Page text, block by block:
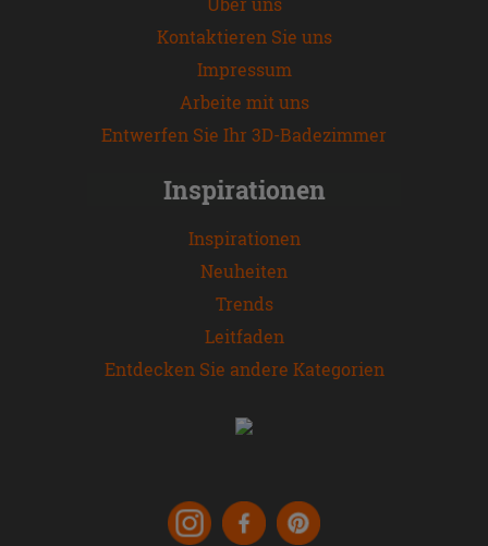
Kontaktieren Sie uns
Impressum
Arbeite mit uns
Entwerfen Sie Ihr 3D-Badezimmer
Inspirationen
Inspirationen
Neuheiten
Trends
Leitfaden
Entdecken Sie andere Kategorien